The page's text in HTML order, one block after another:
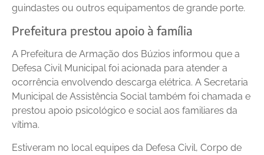
guindastes ou outros equipamentos de grande porte.
Prefeitura prestou apoio à família
A Prefeitura de Armação dos Búzios informou que a
Defesa Civil Municipal foi acionada para atender a
ocorrência envolvendo descarga elétrica. A Secretaria
Municipal de Assistência Social também foi chamada e
prestou apoio psicológico e social aos familiares da
vítima.
Estiveram no local equipes da Defesa Civil, Corpo de